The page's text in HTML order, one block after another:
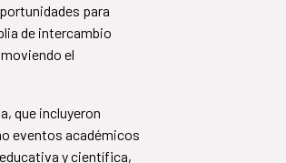
para
de intercambio
el
que incluyeron
eventos académicos
y científica,